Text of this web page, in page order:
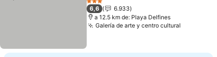
3 Estrellas
6,6
6.933
a 12.5 km de: Playa Delfines
Galería de arte y centro cultural